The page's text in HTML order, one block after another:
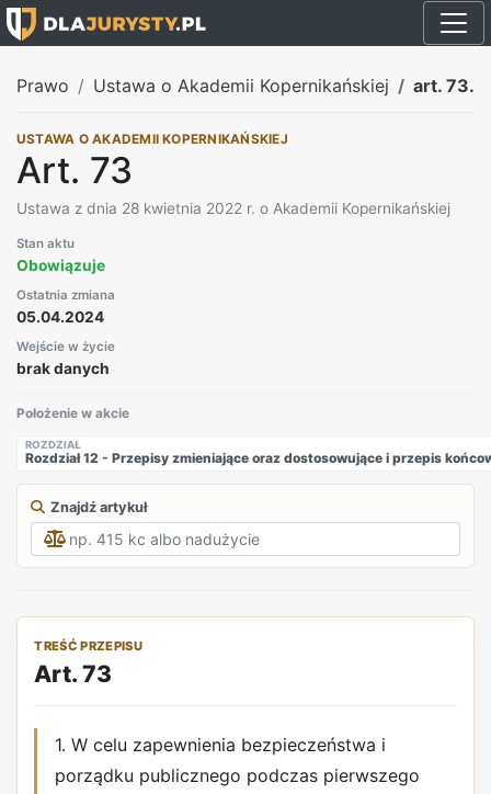
Prawo Ustawa o Akademii Kopernikańskiej art. 73.
USTAWA O AKADEMII KOPERNIKAŃSKIEJ
Art. 73
Ustawa z dnia 28 kwietnia 2022 r. o Akademii Kopernikańskiej
Stan aktu
Obowiązuje
Ostatnia zmiana
05.04.2024
Wejście w życie
brak danych
Położenie w akcie
ROZDZIAŁ
Rozdział 12 - Przepisy zmieniające oraz dostosowujące i przepis
Znajdź artykuł
TREŚĆ PRZEPISU
Art. 73
1. W celu zapewnienia bezpieczeństwa i
porządku publicznego podczas pierwszego